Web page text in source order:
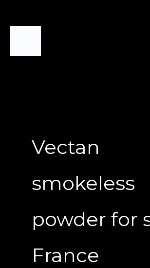
Vectan
smokeless
powder for
France